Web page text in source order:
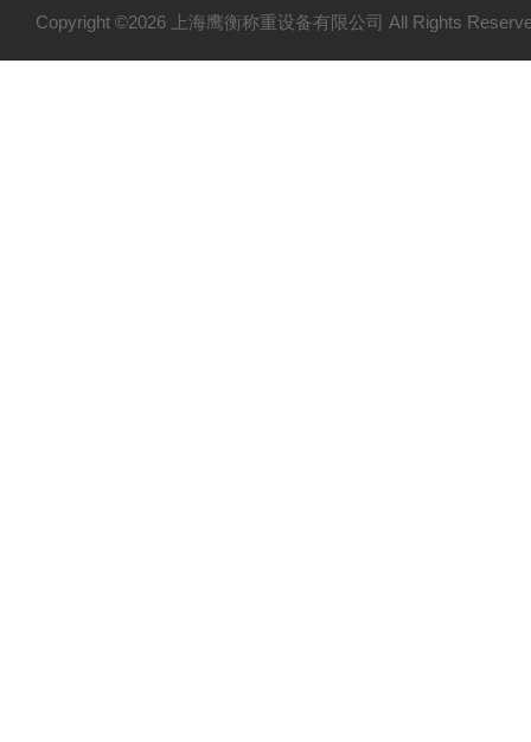
Copyright ©2026 上海鹰衡称重设备有限公司 All Rights